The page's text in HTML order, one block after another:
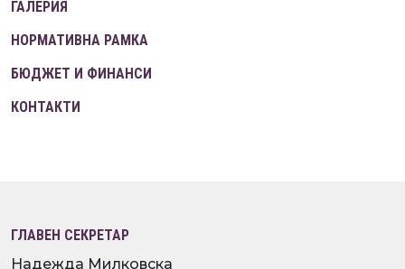
ГАЛЕРИЯ
НОРМАТИВНА РАМКА
БЮДЖЕТ И ФИНАНСИ
КОНТАКТИ
ГЛАВЕН СЕКРЕТАР
Надежда Милковска